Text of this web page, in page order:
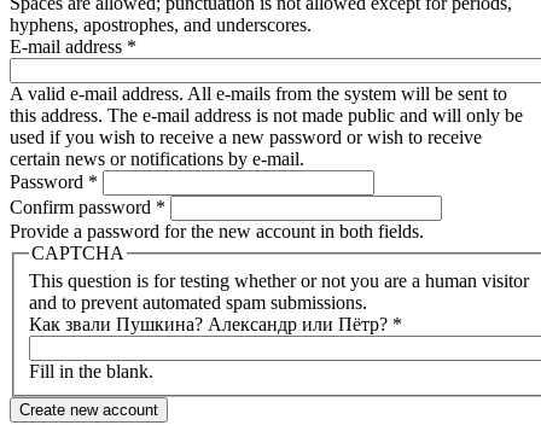
hyphens, apostrophes, and underscores.
E-mail address *
A valid e-mail address. All e-mails from the system will be sent to
this address. The e-mail address is not made public and will only be
used if you wish to receive a new password or wish to receive
certain news or notifications by e-mail.
Password *
Confirm password *
Provide a password for the new account in both fields.
CAPTCHA
This question is for testing whether or not you are a human visitor
and to prevent automated spam submissions.
Как звали Пушкина? Александр или Пётр? *
Fill in the blank.